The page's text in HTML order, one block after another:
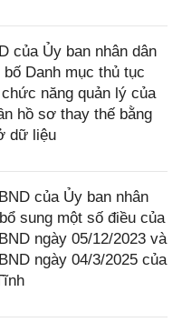
của Ủy ban nhân dân
Danh mục thủ tục
năng quản lý của
hồ sơ thay thế bằng
dữ liệu
của Ủy ban nhân
sung một số điều của
ngày 05/12/2023 và
ngày 04/3/2025 của